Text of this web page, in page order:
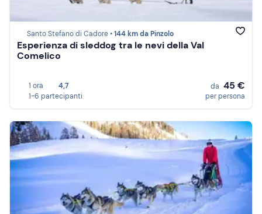
Santo Stefano di Cadore •144 km da Pinzolo
Esperienza di sleddog tra le nevi della Val
Comelico
1 ora
4,7
1-6 partecipanti
da 45 €
per persona